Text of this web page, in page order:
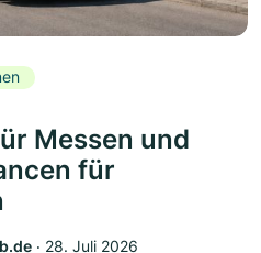
Messen und
für
‧ 28. Juli 2026